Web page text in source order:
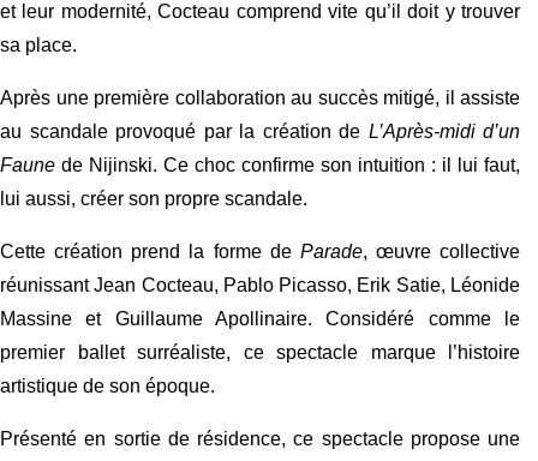
et leur modernité, Cocteau comprend vite qu’il doit y trouver
sa place.
Après une première collaboration au succès mitigé, il assiste
au scandale provoqué par la création de L’Après-midi d’un
Faune de Nijinski. Ce choc confirme son intuition : il lui faut,
lui aussi, créer son propre scandale.
Cette création prend la forme de Parade, œuvre collective
réunissant Jean Cocteau, Pablo Picasso, Erik Satie, Léonide
Massine et Guillaume Apollinaire. Considéré comme le
premier ballet surréaliste, ce spectacle marque l’histoire
artistique de son époque.
Présenté en sortie de résidence, ce spectacle propose une